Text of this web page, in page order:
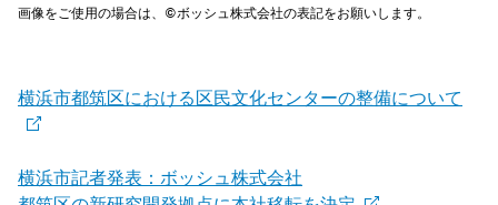
画像をご使用の場合は、©ボッシュ株式会社の表記をお願いします。
横浜市都筑区における区民文化センターの整備について
横浜市記者発表：ボッシュ株式会社